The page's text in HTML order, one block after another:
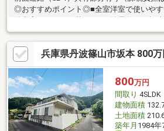
◎おすすめポイント◎■全室洋室で使いやす
ス確保■洗面所から直結の納屋で、汚れ物
抜群！◎物件の周辺環境◎■久下小学校：
校：徒歩約31分◆ホームライフ不動産◆当
相談ください♪メールやお電話でも各種ご
『お家探し』『ご売却』『リフォーム』『
『アーキホームライフ不動産』におまかせ
兵庫県丹波篠山市坂本 800
800万円
間取り 4SLDK
建物面積
土地面積
築年月 1984年